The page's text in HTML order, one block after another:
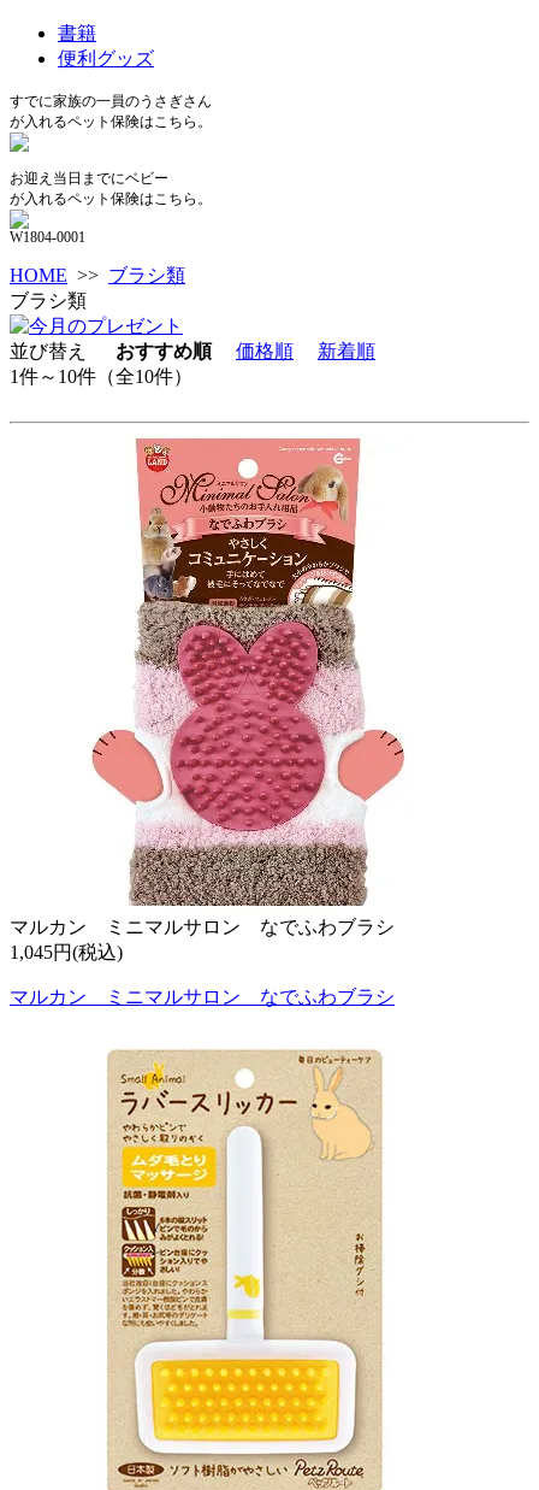
書籍
便利グッズ
すでに家族の一員のうさぎさん
が入れるペット保険はこちら。
お迎え当日までにベビー
が入れるペット保険はこちら。
W1804-0001
HOME >> ブラシ類
ブラシ類
並び替え おすすめ順 価格順
新着順
1件～10件（全10件）
マルカン ミニマルサロン なでふわブラシ
1,045円(税込)
マルカン ミニマルサロン なでふわブラシ